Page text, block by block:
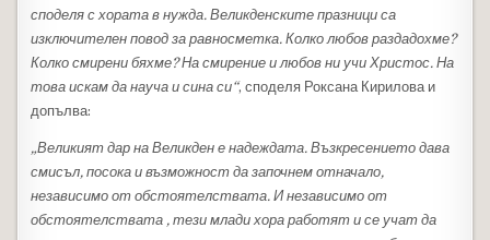
споделя с хората в нужда. Великденските празници са
изключителен повод за равносметка. Колко любов раздадохме?
Колко смирени бяхме? На смирение и любов ни учи Христос. На
това искам да науча и сина си“, споделя Роксана Кирилова и
допълва:
„Великият дар на Великден е надеждата. Възкресението дава
смисъл, посока и възможност да започнем отначало,
независимо от обстоятелствата. И независимо от
обстоятелствата , тези млади хора работят и се учат да